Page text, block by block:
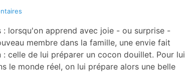
: lorsqu'on apprend avec joie - ou surprise -
membre dans la famille, une envie fait
celle de lui préparer un cocon douillet. Pour lui
le monde réel, on lui prépare alors une belle